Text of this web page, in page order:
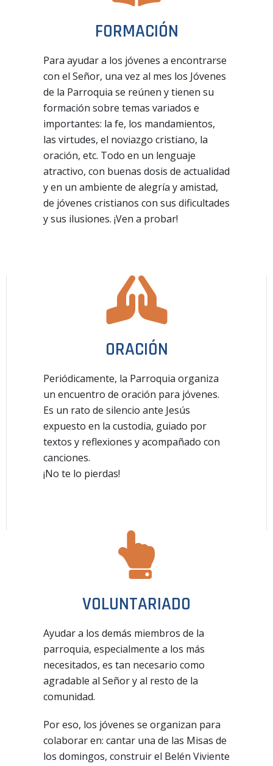
FORMACIÓN
Para ayudar a los jóvenes a encontrarse
con el Señor, una vez al mes los Jóvenes
de la Parroquia se reúnen y tienen su
formación sobre temas variados e
importantes: la fe, los mandamientos,
las virtudes, el noviazgo cristiano, la
oración, etc. Todo en un lenguaje
atractivo, con buenas dosis de actualidad
y en un ambiente de alegría y amistad,
de jóvenes cristianos con sus dificultades
y sus ilusiones. ¡Ven a probar!
ORACIÓN
Periódicamente, la Parroquia organiza
un encuentro de oración para jóvenes.
Es un rato de silencio ante Jesús
expuesto en la custodia, guiado por
textos y reflexiones y acompañado con
canciones.
¡No te lo pierdas!
VOLUNTARIADO
Ayudar a los demás miembros de la
parroquia, especialmente a los más
necesitados, es tan necesario como
agradable al Señor y al resto de la
comunidad.
Por eso, los jóvenes se organizan para
colaborar en: cantar una de las Misas de
los domingos, construir el Belén Viviente